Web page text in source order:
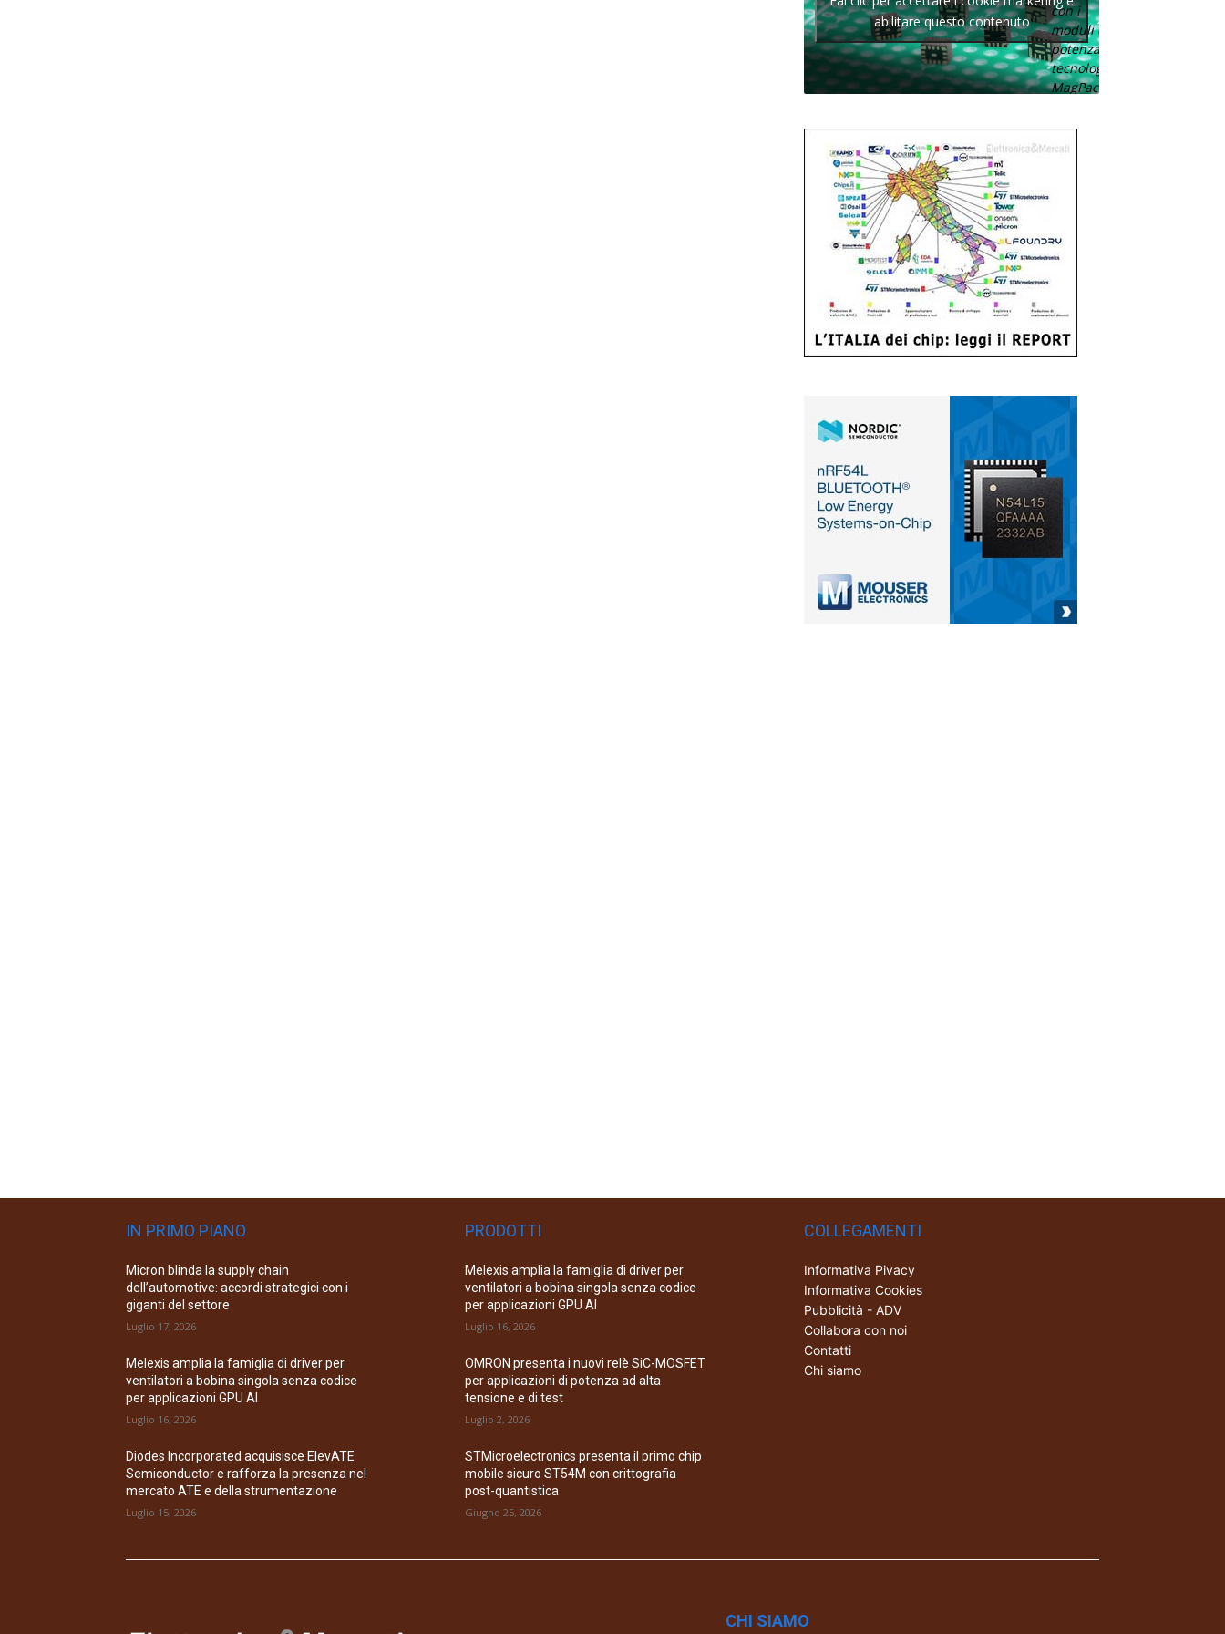
con i
moduli di
potenza con
tecnologia
MagPack.
abilitare questo contenuto
IN PRIMO PIANO
Micron blinda la supply chain
dell’automotive: accordi strategici con i
giganti del settore
Luglio 17, 2026
Melexis amplia la famiglia di driver per
ventilatori a bobina singola senza codice
per applicazioni GPU AI
Luglio 16, 2026
Diodes Incorporated acquisisce ElevATE
Semiconductor e rafforza la presenza nel
mercato ATE e della strumentazione
Luglio 15, 2026
PRODOTTI
Melexis amplia la famiglia di driver per
ventilatori a bobina singola senza codice
per applicazioni GPU AI
Luglio 16, 2026
OMRON presenta i nuovi relè SiC-MOSFET
per applicazioni di potenza ad alta
tensione e di test
Luglio 2, 2026
STMicroelectronics presenta il primo chip
mobile sicuro ST54M con crittografia
post-quantistica
Giugno 25, 2026
COLLEGAMENTI
Informativa Pivacy
Informativa Cookies
Pubblicità - ADV
Collabora con noi
Contatti
Chi siamo
CHI SIAMO